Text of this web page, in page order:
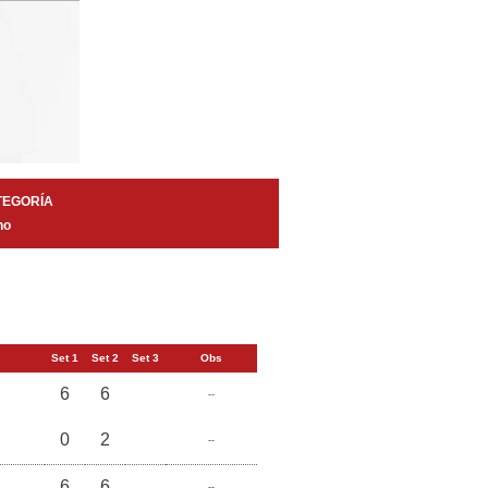
Set 1 Set 2 Set 3 Obs
6 6 --
0 2 --